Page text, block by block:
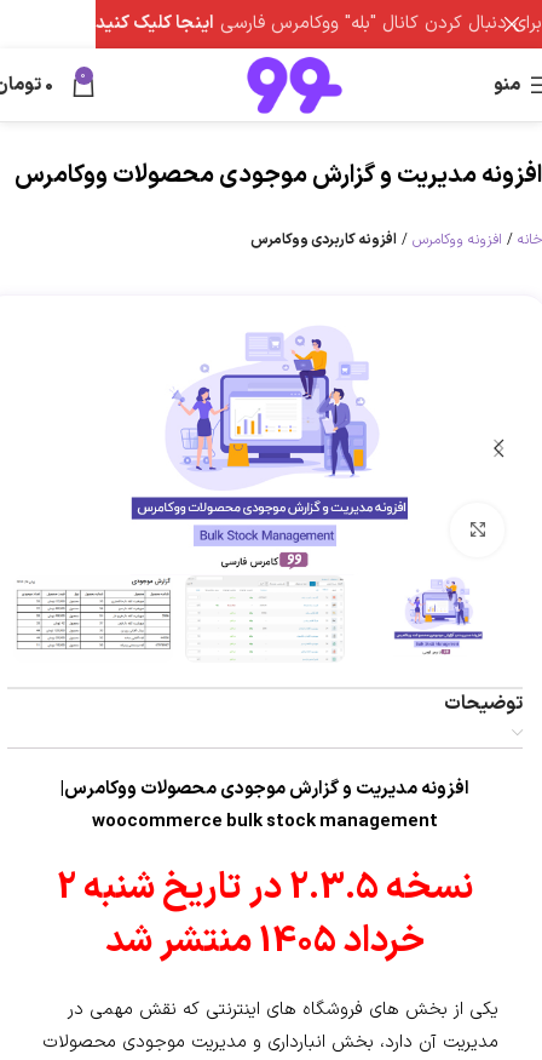
منو 0
0
افزونه مدیریت و گزارش موجودی محصولات ووکامرس
خانه افزونه ووکامرس افزونه کاربردی ووکامرس
برای بزرگنمایی کلیک کنید
توضیحات
افزونه مدیریت و گزارش موجودی محصولات ووکامرس|
woocommerce bulk stock management
نسخه 2.3.5 در تاریخ شنبه 2
خرداد 1405 منتشر شد
یکی از بخش های فروشگاه های اینترنتی که نقش مهمی در
مدیریت آن دارد، بخش انبارداری و مدیریت موجودی محصولات
برای دنبال کردن کانال "بله" ووکامرس فارسی اینجا کلیک کنید